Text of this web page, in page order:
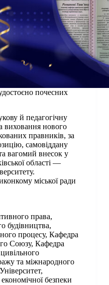
почесних
й педагогічну
виховання нового
правників, за
самовіддану
вагомий внесок у
області —
міської ради
права,
будівництва,
процесу, Кафедра
Союзу, Кафедра
та міжнародного
Університет,
безпеки